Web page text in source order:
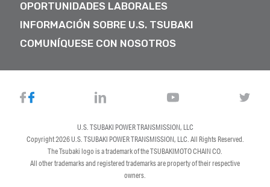
OPORTUNIDADES LABORALES
INFORMACIÓN SOBRE U.S. TSUBAKI
COMUNÍQUESE CON NOSOTROS
U.S. TSUBAKI POWER TRANSMISSION, LLC
Copyright 2026U.S. TSUBAKI POWER TRANSMISSION, LLC. All Rights Reserved.
The Tsubaki logo is a trademark of the TSUBAKIMOTO CHAIN CO.
All other trademarks and registered trademarks are property of their respective
owners.